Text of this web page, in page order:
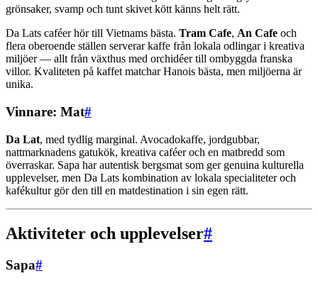
grönsaker, svamp och tunt skivet kött känns helt rätt.
Da Lats caféer hör till Vietnams bästa. Tram Cafe, An Cafe och
flera oberoende ställen serverar kaffe från lokala odlingar i kreativa
miljöer — allt från växthus med orchidéer till ombyggda franska
villor. Kvaliteten på kaffet matchar Hanois bästa, men miljöerna är
unika.
Vinnare: Mat#
Da Lat, med tydlig marginal. Avocadokaffe, jordgubbar,
nattmarknadens gatukök, kreativa caféer och en matbredd som
överraskar. Sapa har autentisk bergsmat som ger genuina kulturella
upplevelser, men Da Lats kombination av lokala specialiteter och
kafékultur gör den till en matdestination i sin egen rätt.
Aktiviteter och upplevelser#
Sapa#